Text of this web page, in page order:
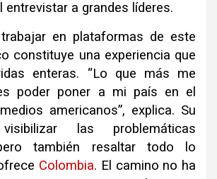
entrevistar a grandes líderes.
en plataformas de este
constituye una experiencia que
enteras. “Lo que más me
poder poner a mi país en el
americanos”, explica. Su
las problemáticas
también resaltar todo lo
Colombia. El camino no ha